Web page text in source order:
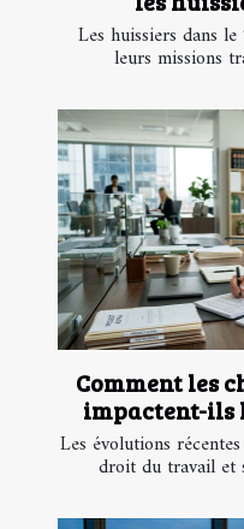
Les huissiers dans
leurs missions
Comment les
impactent-ils
Les évolutions
droit du travail et